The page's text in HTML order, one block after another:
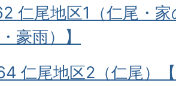
仁尾地区1（仁尾・
豪雨）】
仁尾地区2（仁尾）